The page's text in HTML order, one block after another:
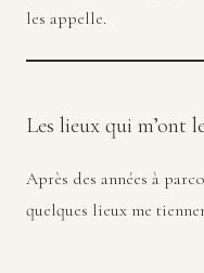
les appelle.
Les lieux qui m’ont
Après des années à
quelques lieux me